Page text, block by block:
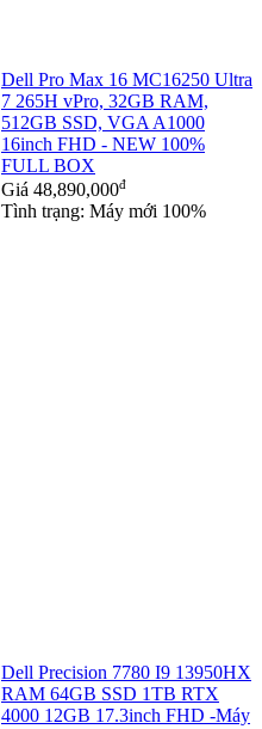
Dell Pro Max 16 MC16250 Ultra
7 265H vPro, 32GB RAM,
512GB SSD, VGA A1000
16inch FHD - NEW 100%
FULL BOX
Giá 48,890,000đ
Tình trạng: Máy mới 100%
Dell Precision 7780 I9 13950HX
RAM 64GB SSD 1TB RTX
4000 12GB 17.3inch FHD -Máy